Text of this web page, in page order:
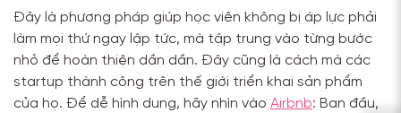
Đây là phương pháp giúp học viên không bị áp lực phải
làm mọi thứ ngay lập tức, mà tập trung vào từng bước
nhỏ để hoàn thiện dần dần. Đây cũng là cách mà các
startup thành công trên thế giới triển khai sản phẩm
của họ. Để dễ hình dung, hãy nhìn vào Airbnb: Ban đầu,